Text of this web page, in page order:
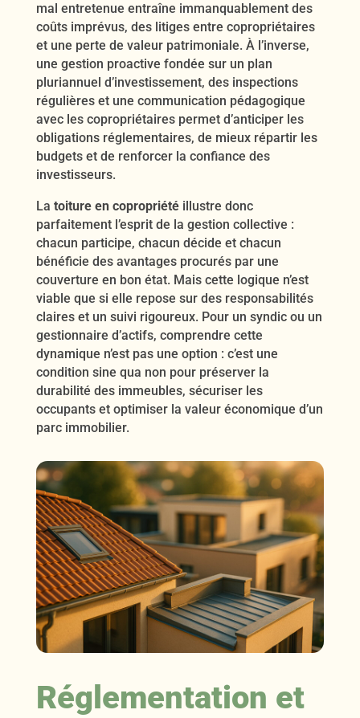
mal entretenue entraîne immanquablement des
coûts imprévus, des litiges entre copropriétaires
et une perte de valeur patrimoniale. À l’inverse,
une gestion proactive fondée sur un plan
pluriannuel d’investissement, des inspections
régulières et une communication pédagogique
avec les copropriétaires permet d’anticiper les
obligations réglementaires, de mieux répartir les
budgets et de renforcer la confiance des
investisseurs.
La toiture en copropriétéillustre donc
parfaitement l’esprit de la gestion collective :
chacun participe, chacun décide et chacun
bénéficie des avantages procurés par une
couverture en bon état. Mais cette logique n’est
viable que si elle repose sur des responsabilités
claires et un suivi rigoureux. Pour un syndic ou un
gestionnaire d’actifs, comprendre cette
dynamique n’est pas une option : c’est une
condition sine qua non pour préserver la
durabilité des immeubles, sécuriser les
occupants et optimiser la valeur économique d’un
parc immobilier.
Réglementation et